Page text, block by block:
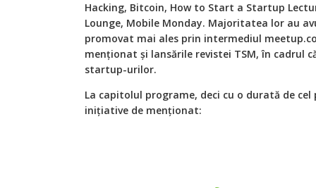
Hacking, Bitcoin, How to Start a Startup
Lounge, Mobile Monday. Majoritatea lor au
promovat mai ales prin intermediul
menționat și lansările revistei TSM, în cadrul
startup-urilor.
La capitolul programe, deci cu o durată de
inițiative de menționat: